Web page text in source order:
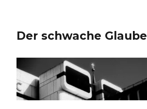
Der schwache Glaube